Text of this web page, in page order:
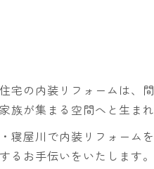
宅の内装リフォームは、
族が集まる空間へと生まれ
寝屋川で内装リフォーム
るお手伝いをいたします。